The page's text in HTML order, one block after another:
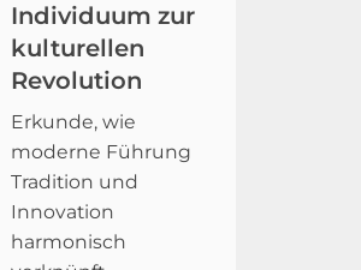
Individuum zur
kulturellen
Revolution
Erkunde, wie
moderne Führung
Tradition und
Innovation
harmonisch